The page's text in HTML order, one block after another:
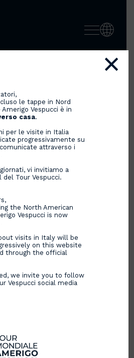
NAVE
22/02/2025
compie 94 anni di
le tappe in Nord
Amerigo Vespucci è in
casa.
per le visite in Italia
progressivamente su
attraverso i
vi invitiamo a
del Tour Vespucci.
the North American
Vespucci is now
visits in Italy will be
on this website
through the official
we invite you to follow
Vespucci social media
×